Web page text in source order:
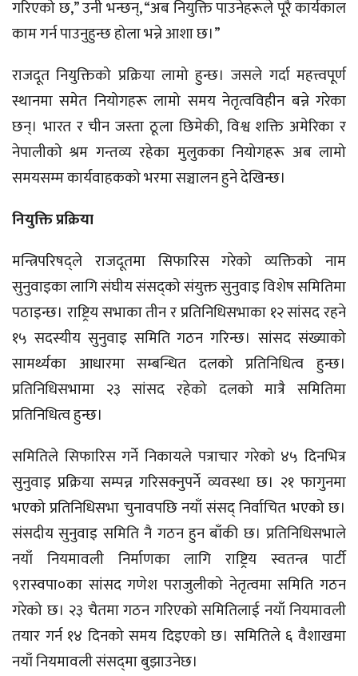
गरिएको छ,” उनी भन्छन्, “अब नियुक्ति पाउनेहरूले पूरै कार्यकाल
काम गर्न पाउनुहुन्छ होला भन्ने आशा छ।”
राजदूत नियुक्तिको प्रक्रिया लामो हुन्छ। जसले गर्दा महत्त्वपूर्ण
स्थानमा समेत नियोगहरू लामो समय नेतृत्वविहीन बन्ने गरेका
छन्। भारत र चीन जस्ता ठूला छिमेकी, विश्व शक्ति अमेरिका र
नेपालीको श्रम गन्तव्य रहेका मुलुकका नियोगहरू अब लामो
समयसम्म कार्यवाहकको भरमा सञ्चालन हुने देखिन्छ।
नियुक्ति प्रक्रिया
मन्त्रिपरिषद्ले राजदूतमा सिफारिस गरेको व्यक्तिको नाम
सुनुवाइका लागि संघीय संसद्को संयुक्त सुनुवाइ विशेष समितिमा
पठाइन्छ। राष्ट्रिय सभाका तीन र प्रतिनिधिसभाका १२ सांसद रहने
१५ सदस्यीय सुनुवाइ समिति गठन गरिन्छ। सांसद संख्याको
सामर्थ्यका आधारमा सम्बन्धित दलको प्रतिनिधित्व हुन्छ।
प्रतिनिधिसभामा २३ सांसद रहेको दलको मात्रै समितिमा
प्रतिनिधित्व हुन्छ।
समितिले सिफारिस गर्ने निकायले पत्राचार गरेको ४५ दिनभित्र
सुनुवाइ प्रक्रिया सम्पन्न गरिसक्नुपर्ने व्यवस्था छ। २१ फागुनमा
भएको प्रतिनिधिसभा चुनावपछि नयाँ संसद् निर्वाचित भएको छ।
संसदीय सुनुवाइ समिति नै गठन हुन बाँकी छ। प्रतिनिधिसभाले
नयाँ नियमावली निर्माणका लागि राष्ट्रिय स्वतन्त्र पार्टी
९रास्वपा०का सांसद गणेश पराजुलीको नेतृत्वमा समिति गठन
गरेको छ। २३ चैतमा गठन गरिएको समितिलाई नयाँ नियमावली
तयार गर्न १४ दिनको समय दिइएको छ। समितिले ६ वैशाखमा
नयाँ नियमावली संसद्‌मा बुझाउनेछ।